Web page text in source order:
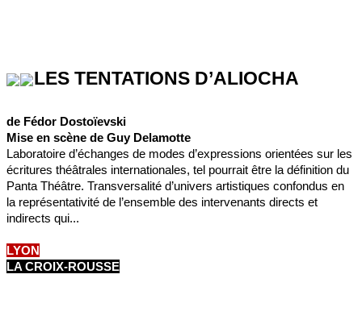
LES TENTATIONS D’ALIOCHA
de Fédor Dostoïevski
Mise en scène de Guy Delamotte
Laboratoire d’échanges de modes d’expressions orientées sur les
écritures théâtrales internationales, tel pourrait être la définition du
Panta Théâtre. Transversalité d’univers artistiques confondus en
la représentativité de l’ensemble des intervenants directs et
indirects qui...
LYON
LA CROIX-ROUSSE